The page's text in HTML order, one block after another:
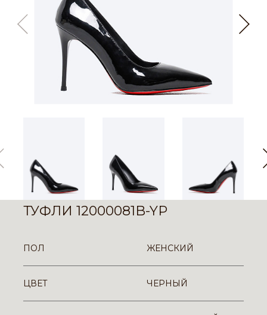
ТУФЛИ 12000081B-YP
ПОЛ ЖЕНСКИЙ
ЦВЕТ ЧЕРНЫЙ